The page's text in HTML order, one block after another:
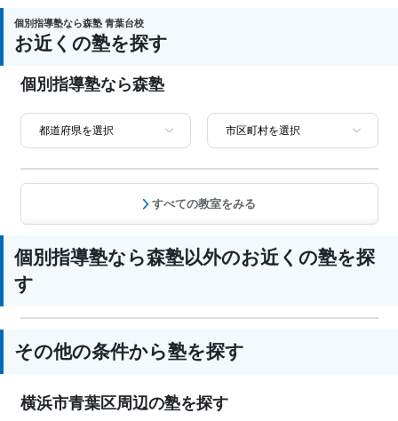
校別特化対策、英検(英語検定)対策
塾の特徴
能、季節講習のみの受講可、自習室あり
国語、現代文、古典（古文・漢文）、算
数、数学、理科、物理、化学、生物、地
ラミング、小論文
個別指導塾なら森塾 青葉台校
お近くの塾を探す
個別指導塾なら森塾
すべての教室をみる
個別指導塾なら森塾以外のお近くの塾を探
す
その他の条件から塾を探す
横浜市青葉区周辺の塾を探す